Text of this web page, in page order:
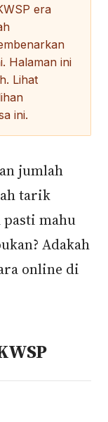
era
Halaman ini
Lihat
ini.
jumlah
tarik
pasti mahu
Adakah
online di